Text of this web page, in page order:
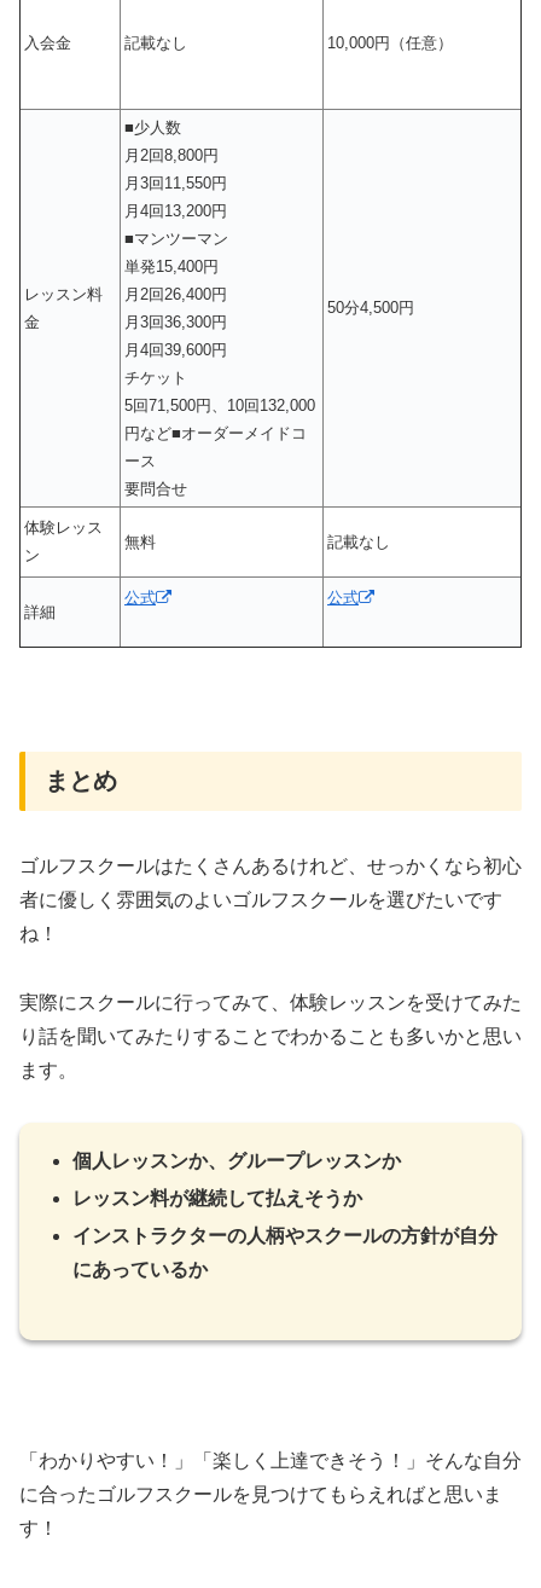
入会金 記載なし 10,000円（任意）
レッスン料
金
■少人数
月2回8,800円
月3回11,550円
月4回13,200円
■マンツーマン
単発15,400円
月2回26,400円
月3回36,300円
月4回39,600円
チケット
5回71,500円、10回132,000
円など■オーダーメイドコ
ース
要問合せ
50分4,500円
体験レッス
ン
無料 記載なし
詳細
公式 公式
まとめ
ゴルフスクールはたくさんあるけれど、せっかくなら初心
者に優しく雰囲気のよいゴルフスクールを選びたいです
ね！
実際にスクールに行ってみて、体験レッスンを受けてみた
り話を聞いてみたりすることでわかることも多いかと思い
ます。
個人レッスンか、グループレッスンか
レッスン料が継続して払えそうか
インストラクターの人柄やスクールの方針が自分
にあっているか
「わかりやすい！」「楽しく上達できそう！」そんな自分
に合ったゴルフスクールを見つけてもらえればと思いま
す！